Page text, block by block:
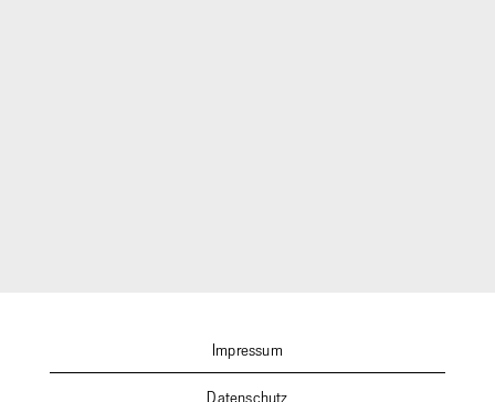
Impressum
Datenschutz